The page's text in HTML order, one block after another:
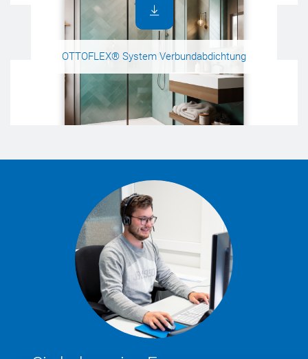
OTTOFLEX® System Verbundabdichtung